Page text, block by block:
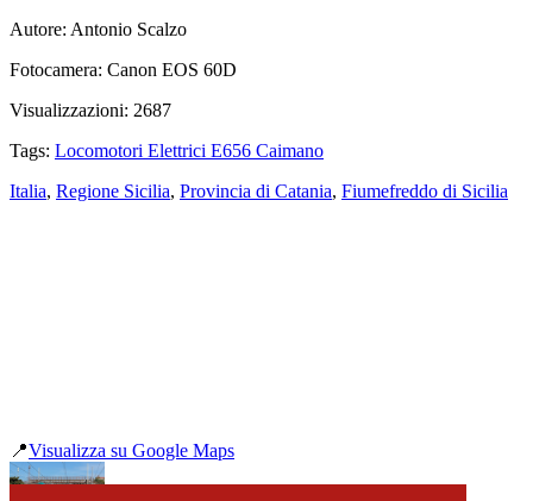
Autore: Antonio Scalzo
Fotocamera: Canon EOS 60D
Visualizzazioni: 2687
Tags: Locomotori Elettrici E656 Caimano
Italia, Regione Sicilia, Provincia di Catania, Fiumefreddo di Sicilia
📍Visualizza su Google Maps